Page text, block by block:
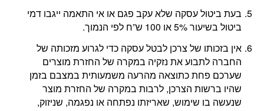
בעת ביטול עסקה שלא עקב פגם או אי התאמה ייגבו דמי
ביטול בשיעור 5% או 100 ש”ח לפי הנמוך.
אין בזכותו של צרכן לבטל עסקה כדי לגרוע מזכותה של
החברה לתבוע את נזקיה במקרה של החזרת מוצרים
שערכם פחת כתוצאה מהרעה משמעותית במצבם בזמן
שהיו ברשות הצרכן, לרבות במקרה של החזרת מוצר
שנעשה בו שימוש, שאריזתו נפתחה או נפגמה, שניזוק,